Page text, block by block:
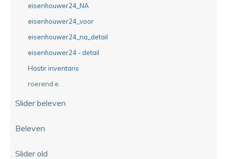
eisenhouwer24_NA
eisenhouwer24_voor
eisenhouwer24_na_detail
eisenhouwer24 - detail
Hastir inventaris
roerend e.
Slider beleven
Beleven
Slider old